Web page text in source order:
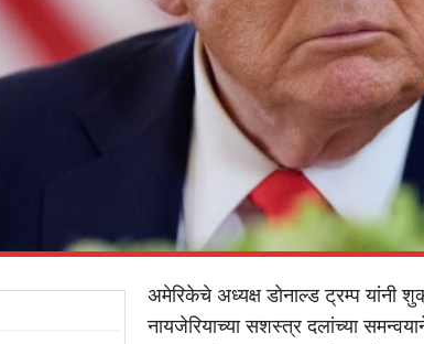
अमेरिकेचे अध्यक्ष डोनाल्ड ट्रम्प यांनी
नायजेरियाच्या सशस्त्र दलांच्या